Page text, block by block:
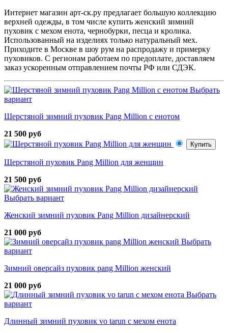
Интернет магазин арт-ск.ру предлагает большую коллекцию
верхней одежды, в том числе купить женский зимний
пуховик с мехом енота, чернобурки, песца и кролика.
Использованный на изделиях только натуральный мех.
Приходите в Москве в шоу рум на распродажу и примерку
пуховиков. С регионам работаем по предоплате, доставляем
заказ ускоренным отправлением почты РФ или СДЭК.
Выбрать
вариант
Шерстяной зимний пуховик Pang Million с енотом
21 500 руб
Купить
Шерстяной пуховик Pang Million для женщин
21 500 руб
Выбрать вариант
Женский зимний пуховик Pang Million дизайнерский
21 000 руб
Выбрать
вариант
Зимний оверсайз пуховик pang Million женский
21 000 руб
Выбрать
вариант
Длинный зимний пуховик vo tarun с мехом енота